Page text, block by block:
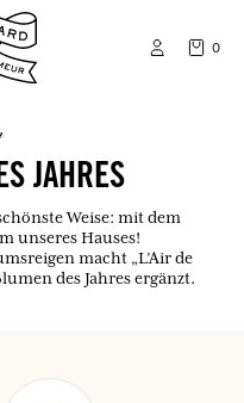
0
JAHRES
Weise: mit dem
unseres Hauses!
macht „L’Air de
des Jahres ergänzt.